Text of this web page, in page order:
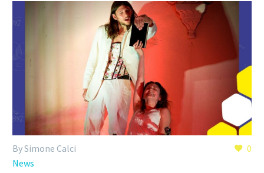
0
By Simone Calci
News